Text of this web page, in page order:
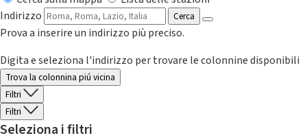
Indirizzo
Cerca
Prova a inserire un indirizzo più preciso.
Digita e seleziona l'indirizzo per trovare le colonnine disponibili
Trova la colonnina piú vicina
Filtri
Filtri
Seleziona i filtri